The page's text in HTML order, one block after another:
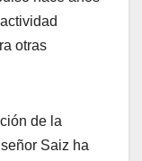
otras
de la
Saiz ha